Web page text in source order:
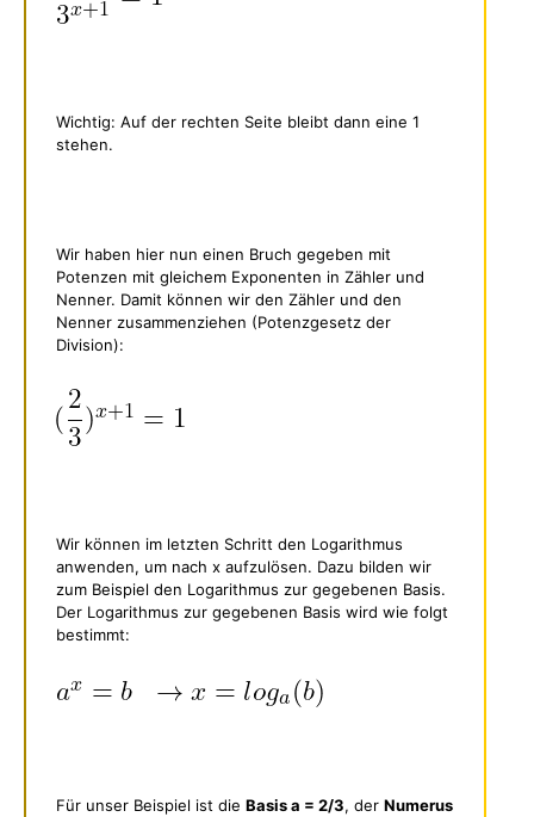
Wichtig: Auf der rechten Seite bleibt dann eine 1
stehen.
Wir haben hier nun einen Bruch gegeben mit
Potenzen mit gleichem Exponenten in Zähler und
Nenner. Damit können wir den Zähler und den
Nenner zusammenziehen (Potenzgesetz der
Division):
Wir können im letzten Schritt den Logarithmus
anwenden, um nach x aufzulösen. Dazu bilden wir
zum Beispiel den Logarithmus zur gegebenen Basis.
Der Logarithmus zur gegebenen Basis wird wie folgt
bestimmt:
Für unser Beispiel ist die Basis a = 2/3, der Numerus